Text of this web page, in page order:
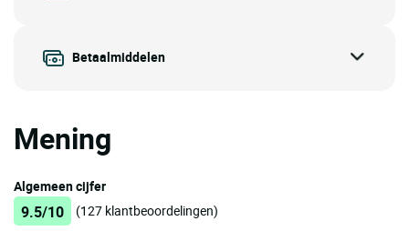
Betaalmiddelen
Mening
Algemeen cijfer
9.5/10 (127 klantbeoordelingen)